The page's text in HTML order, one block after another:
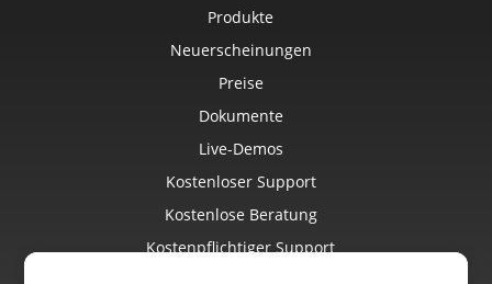
Produkte
Neuerscheinungen
Preise
Dokumente
Live-Demos
Kostenloser Support
Kostenlose Beratung
Kostenpflichtiger Support